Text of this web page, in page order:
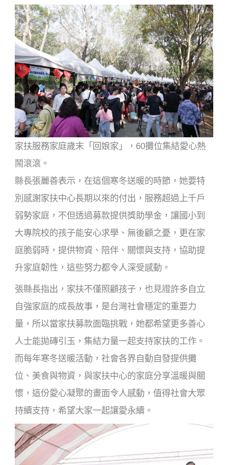
家扶服務家庭歲末「回娘家」，60攤位集結愛心熱
鬧滾滾。
縣長張麗善表示，在這個寒冬送暖的時節，她要特
別感謝家扶中心長期以來的付出，服務超過上千戶
弱勢家庭，不但透過募款提供獎助學金，讓國小到
大專院校的孩子能安心求學、無後顧之憂，更在家
庭脆弱時，提供物資、陪伴、關懷與支持，協助提
升家庭韌性，這些努力都令人深受感動。
張縣長指出，家扶不僅照顧孩子，也見證許多自立
自強家庭的成長故事，是台灣社會穩定的重要力
量，所以當家扶募款面臨挑戰，她都希望更多善心
人士能拋磚引玉，集結力量一起支持家扶的工作。
而每年寒冬送暖活動，社會各界自動自發提供攤
位、美食與物資，與家扶中心的家庭分享溫暖與關
懷，這份愛心凝聚的畫面令人感動，值得社會大眾
持續支持，希望大家一起讓愛永續。